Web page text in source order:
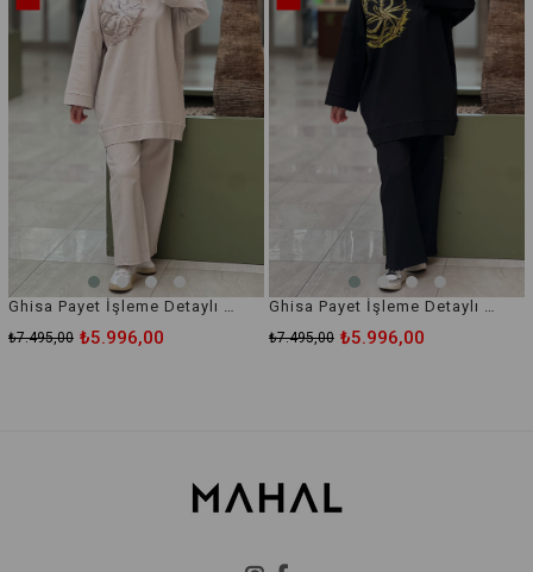
₺5.996,00
₺7.495,00 ₺5.996,00
₺7.495,00